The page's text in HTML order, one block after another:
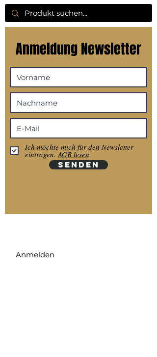
Anmeldung Newsletter
Ich möchte mich für den Newsletter
eintragen. AGB lesen
SENDEN
Anmelden